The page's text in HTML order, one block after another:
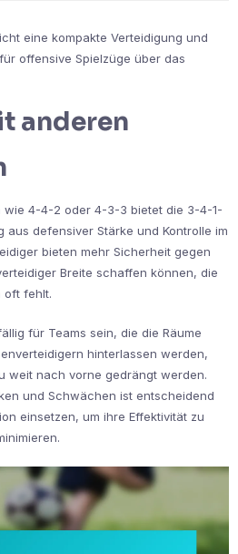
eine kompakte Verteidigung und
offensive Spielzüge über das
anderen
wie 4-4-2 oder 4-3-3 bietet die 3-4-1-
aus defensiver Stärke und Kontrolle im
bieten mehr Sicherheit gegen
Breite schaffen können, die
oft fehlt.
für Teams sein, die die Räume
hinterlassen werden,
weit nach vorne gedrängt werden.
und Schwächen ist entscheidend
einsetzen, um ihre Effektivität zu